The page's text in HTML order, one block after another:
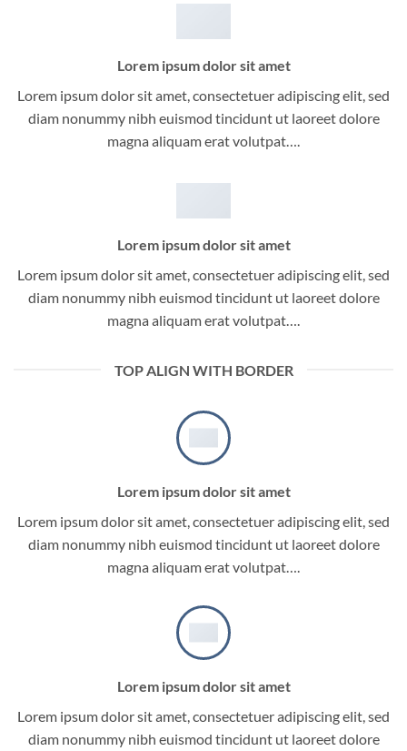
Lorem ipsum dolor sit amet
Lorem ipsum dolor sit amet, consectetuer adipiscing elit, sed
diam nonummy nibh euismod tincidunt ut laoreet dolore
magna aliquam erat volutpat….
Lorem ipsum dolor sit amet
Lorem ipsum dolor sit amet, consectetuer adipiscing elit, sed
diam nonummy nibh euismod tincidunt ut laoreet dolore
magna aliquam erat volutpat….
TOP ALIGN WITH BORDER
Lorem ipsum dolor sit amet
Lorem ipsum dolor sit amet, consectetuer adipiscing elit, sed
diam nonummy nibh euismod tincidunt ut laoreet dolore
magna aliquam erat volutpat….
Lorem ipsum dolor sit amet
Lorem ipsum dolor sit amet, consectetuer adipiscing elit, sed
diam nonummy nibh euismod tincidunt ut laoreet dolore